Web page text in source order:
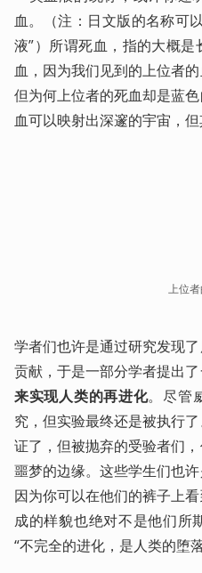
血。（注：日文版的名称可
液”）所谓死血，指的大概
血，因为我们见到的上位者
但为何上位者的死血却是蓝
血可以映射出深邃的宇宙，但
上位
学者们也许是通过研究发现
贡献，于是一部分学者提出
来实现人类的再进化。尽管
究，但实验最终还是被执行
证了，但被抛弃的受验者们
噩梦的边缘。这些学生们也
因为你可以在他们的裤子上
成的样貌也绝对不是他们所
“不完全的进化，是人类的堕落